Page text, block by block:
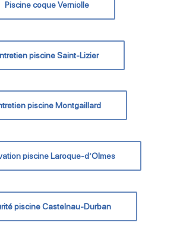
Piscine coque Verniolle
piscine Saint-Lizier
piscine Montgaillard
piscine Laroque-d’Olmes
piscine Castelnau-Durban